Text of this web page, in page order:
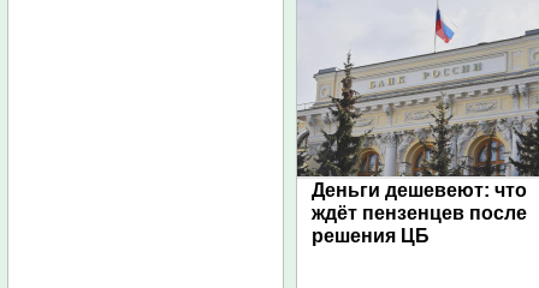
Деньги дешевеют: что
ждёт пензенцев после
решения ЦБ